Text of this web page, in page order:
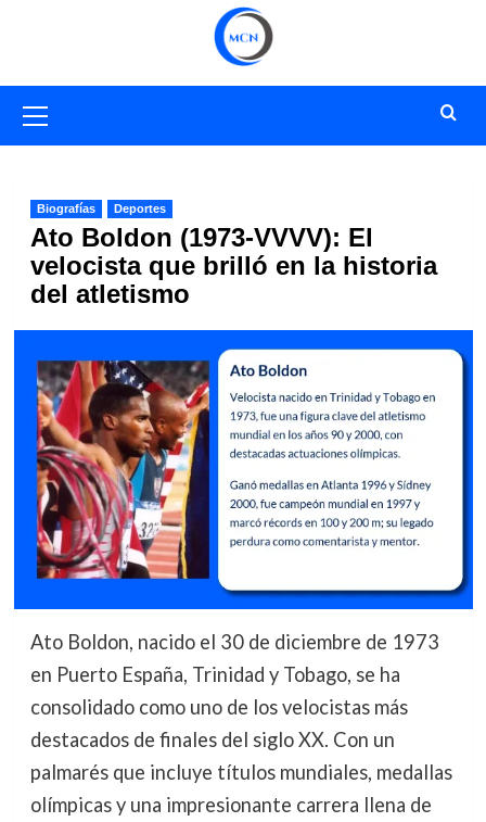
primario
Biografías Deportes
Ato Boldon (1973-VVVV): El
velocista que brilló en la historia
del atletismo
Ato Boldon, nacido el 30 de diciembre de 1973
en Puerto España, Trinidad y Tobago, se ha
consolidado como uno de los velocistas más
destacados de finales del siglo XX. Con un
palmarés que incluye títulos mundiales, medallas
olímpicas y una impresionante carrera llena de